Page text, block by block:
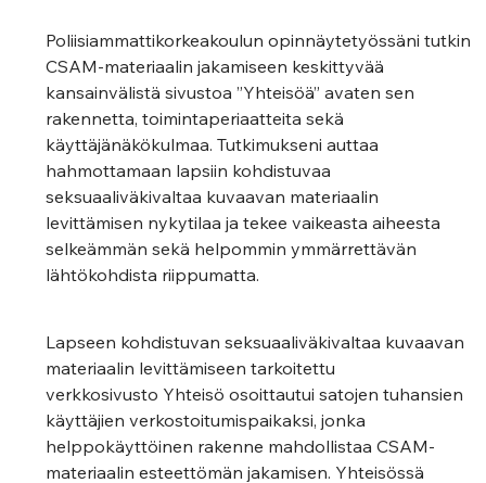
Poliisiammattikorkeakoulun opinnäytetyössäni tutkin
CSAM-materiaalin jakamiseen keskittyvää
kansainvälistä sivustoa ”Yhteisöä” avaten sen
rakennetta, toimintaperiaatteita sekä
käyttäjänäkökulmaa. Tutkimukseni auttaa
hahmottamaan lapsiin kohdistuvaa
seksuaaliväkivaltaa kuvaavan materiaalin
levittämisen nykytilaa ja tekee vaikeasta aiheesta
selkeämmän sekä helpommin ymmärrettävän
lähtökohdista riippumatta.
Lapseen kohdistuvan seksuaaliväkivaltaa kuvaavan
materiaalin levittämiseen tarkoitettu
verkkosivusto Yhteisö osoittautui satojen tuhansien
käyttäjien verkostoitumispaikaksi, jonka
helppokäyttöinen rakenne mahdollistaa CSAM-
materiaalin esteettömän jakamisen. Yhteisössä